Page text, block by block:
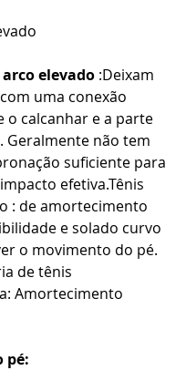
arco elevado :Deixam
uma conexão
o calcanhar e a parte
Geralmente não tem
suficiente para
efetiva.Tênis
: de amortecimento
e solado curvo
o movimento do pé.
de tênis
Amortecimento
pé: